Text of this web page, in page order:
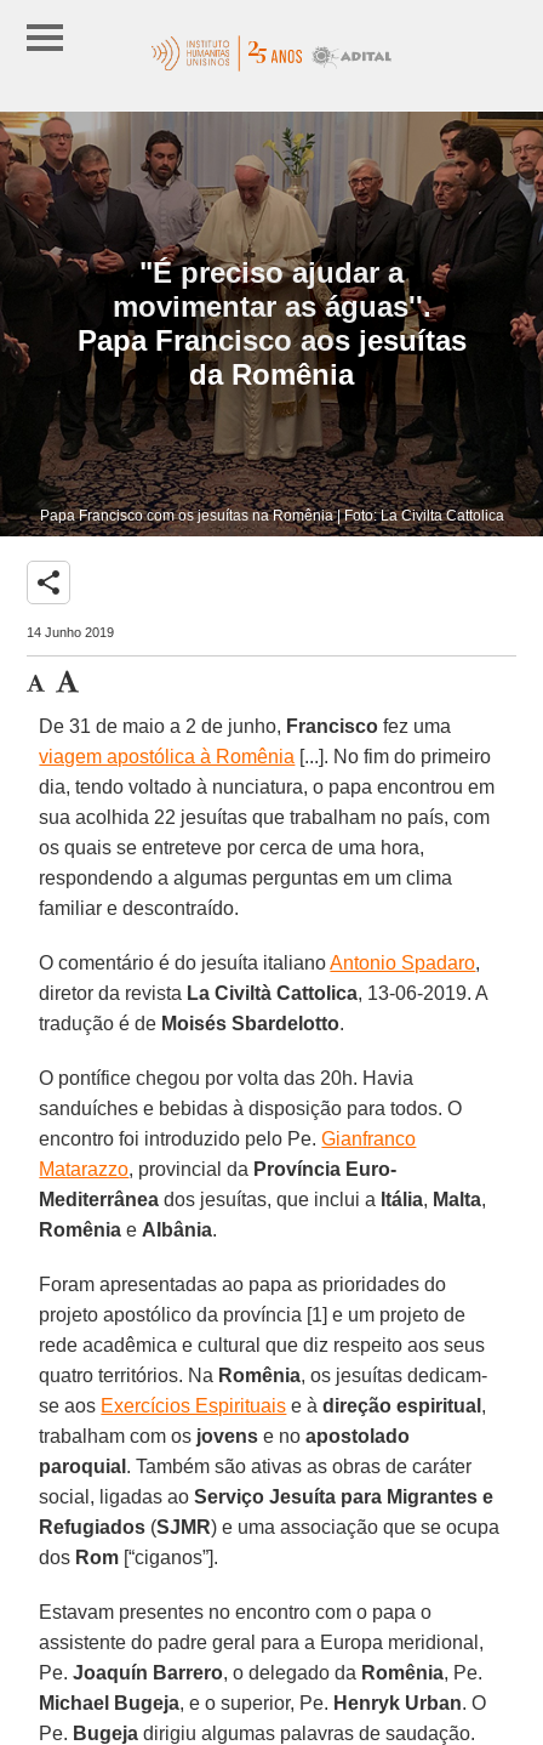
"É preciso ajudar a
movimentar as águas''.
Papa Francisco aos jesuítas
da Romênia
Papa Francisco com os jesuítas na Romênia | Foto: La Civilta Cattolica
share
14 Junho 2019
De 31 de maio a 2 de junho, Francisco fez uma
viagem apostólica à Romênia [...]. No fim do primeiro
dia, tendo voltado à nunciatura, o papa encontrou em
sua acolhida 22 jesuítas que trabalham no país, com
os quais se entreteve por cerca de uma hora,
respondendo a algumas perguntas em um clima
familiar e descontraído.
O comentário é do jesuíta italianoAntonio Spadaro,
diretor da revista La Civiltà Cattolica, 13-06-2019. A
tradução é de Moisés Sbardelotto.
O pontífice chegou por volta das 20h. Havia
sanduíches e bebidas à disposição para todos. O
encontro foi introduzido pelo Pe. Gianfranco
Matarazzo, provincial da Província Euro-
Mediterrânea dos jesuítas, que inclui a Itália, Malta,
Romênia e Albânia.
Foram apresentadas ao papa as prioridades do
projeto apostólico da província [1] e um projeto de
rede acadêmica e cultural que diz respeito aos seus
quatro territórios. Na Romênia, os jesuítas dedicam-
se aos Exercícios Espirituais e àdireção espiritual ,
trabalham com os jovens e noapostolado
paroquial . Também são ativas as obras de caráter
social, ligadas aoServiço Jesuíta para Migrantes e
Refugiados (SJMR) e uma associação que se ocupa
dos Rom [“ciganos”].
Estavam presentes no encontro com o papa o
assistente do padre geral para a Europa meridional,
Pe.Joaquín Barrero, o delegado da Romênia, Pe.
Michael Bugeja, e o superior, Pe. Henryk Urban. O
Pe. Bugeja dirigiu algumas palavras de saudação.